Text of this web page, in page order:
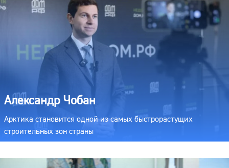
Александр Чобан
Арктика становится одной из самых быстрорастущих
строительных зон страны